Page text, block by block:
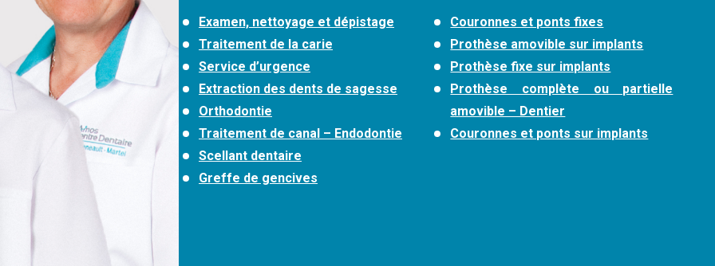
Examen, nettoyage et dépistage
Traitement de la carie
Service d’urgence
Extraction des dents de sagesse
Orthodontie
Traitement de canal – Endodontie
Scellant dentaire
Greffe de gencives
Couronnes et ponts fixes
Prothèse amovible sur implants
Prothèse fixe sur implants
Prothèse complète ou partielle
amovible – Dentier
Couronnes et ponts sur implants